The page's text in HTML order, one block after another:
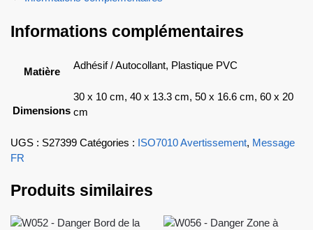
Informations complémentaires
Matière
Adhésif / Autocollant, Plastique PVC
Dimensions
30 x 10 cm, 40 x 13.3 cm, 50 x 16.6 cm, 60 x 20
cm
UGS : S27399 Catégories : ISO7010 Avertissement, Message
FR
Produits similaires